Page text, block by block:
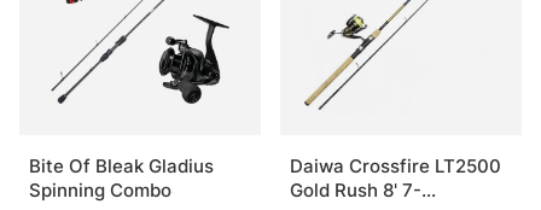
Bite Of Bleak Gladius
Spinning Combo
Daiwa Crossfire LT2500
Gold Rush 8' 7-